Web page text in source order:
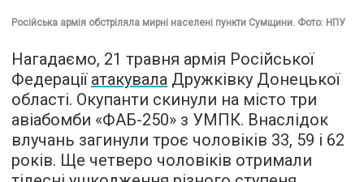
Російська армія обстріляла мирні населені пункти Сумщини. Фото: НПУ
Нагадаємо, 21 травня армія Російської
Федерації атакувала Дружківку Донецької
області. Окупанти скинули на місто три
авіабомби «ФАБ-250» з УМПК. Внаслідок
влучань загинули троє чоловіків 33, 59 і 62
років. Ще четверо чоловіків отримали